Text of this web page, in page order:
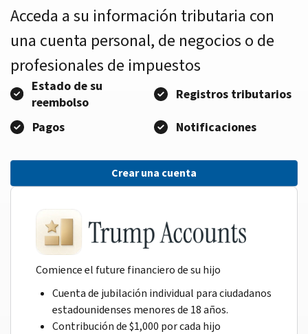
Acceda a su información tributaria con
una cuenta personal, de negocios o de
profesionales de impuestos
Estado de su
reembolso
Registros tributarios
Pagos
Notificaciones
Crear una cuenta
Comience el future financiero de su hijo
Cuenta de jubilación individual para ciudadanos
estadounidenses menores de 18 años.
Contribución de $1,000 por cada hijo